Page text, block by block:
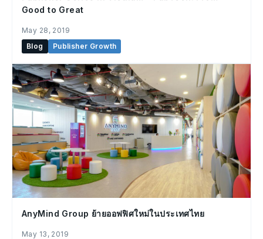
Good to Great
May 28, 2019
Blog
Publisher Growth
AnyMind Group ย้ายออฟฟิศใหม่ในประเทศไทย
May 13, 2019